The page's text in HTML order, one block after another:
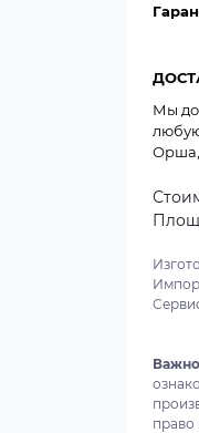
Мы
Орша,
право